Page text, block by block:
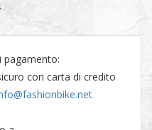
pagamento:
con carta di credito